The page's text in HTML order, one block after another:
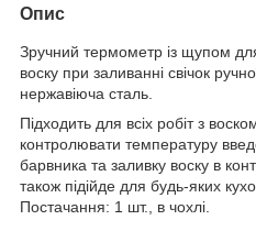
Опис
Зручний термометр із щупом
воску при заливанні свічок
нержавіюча сталь.
Підходить для всіх робіт з
контролювати температуру
барвника та заливку воску в
також підійде для будь-яких
Постачання: 1 шт., в чохлі.